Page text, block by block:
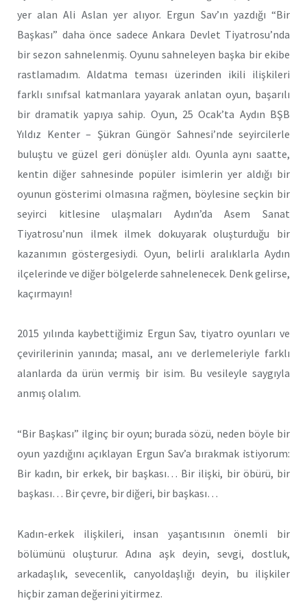
yer alan Ali Aslan yer alıyor. Ergun Sav’ın yazdığı “Bir
Başkası” daha önce sadece Ankara Devlet Tiyatrosu’nda
bir sezon sahnelenmiş. Oyunu sahneleyen başka bir ekibe
rastlamadım. Aldatma teması üzerinden ikili ilişkileri
farklı sınıfsal katmanlara yayarak anlatan oyun, başarılı
bir dramatik yapıya sahip. Oyun, 25 Ocak’ta Aydın BŞB
Yıldız Kenter – Şükran Güngör Sahnesi’nde seyircilerle
buluştu ve güzel geri dönüşler aldı. Oyunla aynı saatte,
kentin diğer sahnesinde popüler isimlerin yer aldığı bir
oyunun gösterimi olmasına rağmen, böylesine seçkin bir
seyirci kitlesine ulaşmaları Aydın’da Asem Sanat
Tiyatrosu’nun ilmek ilmek dokuyarak oluşturduğu bir
kazanımın göstergesiydi. Oyun, belirli aralıklarla Aydın
ilçelerinde ve diğer bölgelerde sahnelenecek. Denk gelirse,
kaçırmayın!
2015 yılında kaybettiğimiz Ergun Sav, tiyatro oyunları ve
çevirilerinin yanında; masal, anı ve derlemeleriyle farklı
alanlarda da ürün vermiş bir isim. Bu vesileyle saygıyla
anmış olalım.
“Bir Başkası” ilginç bir oyun; burada sözü, neden böyle bir
oyun yazdığını açıklayan Ergun Sav’a bırakmak istiyorum:
Bir kadın, bir erkek, bir başkası… Bir ilişki, bir öbürü, bir
başkası… Bir çevre, bir diğeri, bir başkası…
Kadın-erkek ilişkileri, insan yaşantısının önemli bir
bölümünü oluşturur. Adına aşk deyin, sevgi, dostluk,
arkadaşlık, sevecenlik, canyoldaşlığı deyin, bu ilişkiler
hiçbir zaman değerini yitirmez.